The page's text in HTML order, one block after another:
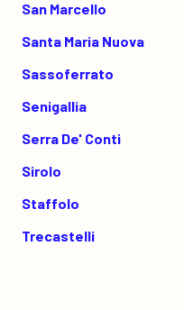
San Marcello
Santa Maria Nuova
Sassoferrato
Senigallia
Serra De' Conti
Sirolo
Staffolo
Trecastelli